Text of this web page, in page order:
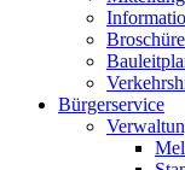
Bürgerservice